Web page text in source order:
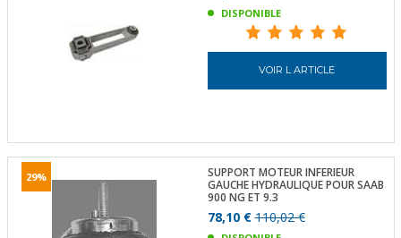
DISPONIBLE
VOIR L ARTICLE
29%
SUPPORT MOTEUR INFERIEUR
GAUCHE HYDRAULIQUE POUR SAAB
900 NG ET 9.3
78,10 €110,02 €